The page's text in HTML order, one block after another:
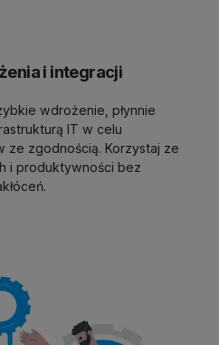
i integracji
wdrożenie, płynnie
IT w celu
ze zgodnością. Korzystaj ze
i produktywności bez